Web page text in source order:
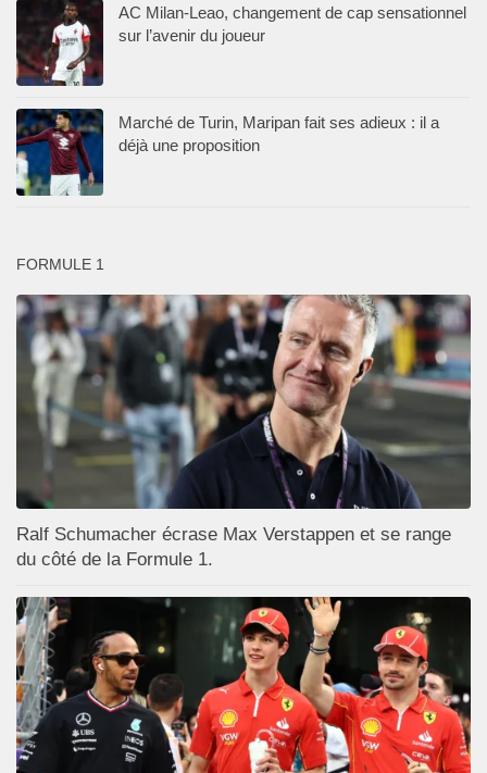
AC Milan-Leao, changement de cap sensationnel
sur l’avenir du joueur
Marché de Turin, Maripan fait ses adieux : il a
déjà une proposition
FORMULE 1
Ralf Schumacher écrase Max Verstappen et se range
du côté de la Formule 1.